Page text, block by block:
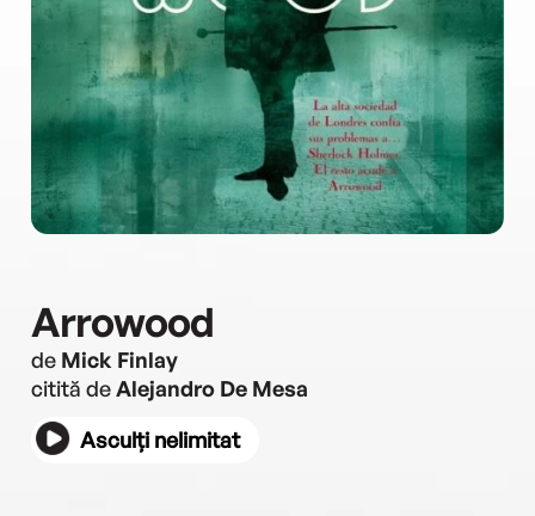
Arrowood
de Mick Finlay
citită deAlejandro De Mesa
Asculți nelimitat